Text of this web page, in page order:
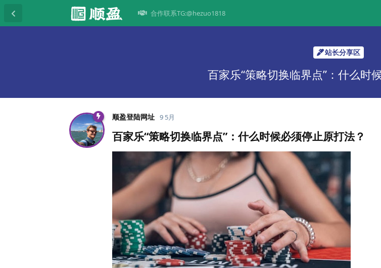
合作联系TG:@hezuo1818
站长分享区
百家乐“策略切换临界点”：什么时
顺盈登陆网址 9 5月
百家乐“策略切换临界点”：什么时候必须停止原打法？